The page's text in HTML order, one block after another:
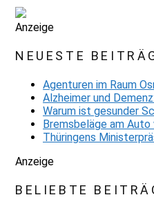
Anzeige
NEUESTE
Agenturen im Raum
Alzheimer und
Warum ist gesunder
Bremsbeläge am
Thüringens
Anzeige
BELIEBTE